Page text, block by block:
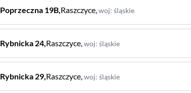
Poprzeczna 19B,Raszczyce,woj: śląskie
Rybnicka 24,Raszczyce,woj: śląskie
Rybnicka 29,Raszczyce,woj: śląskie